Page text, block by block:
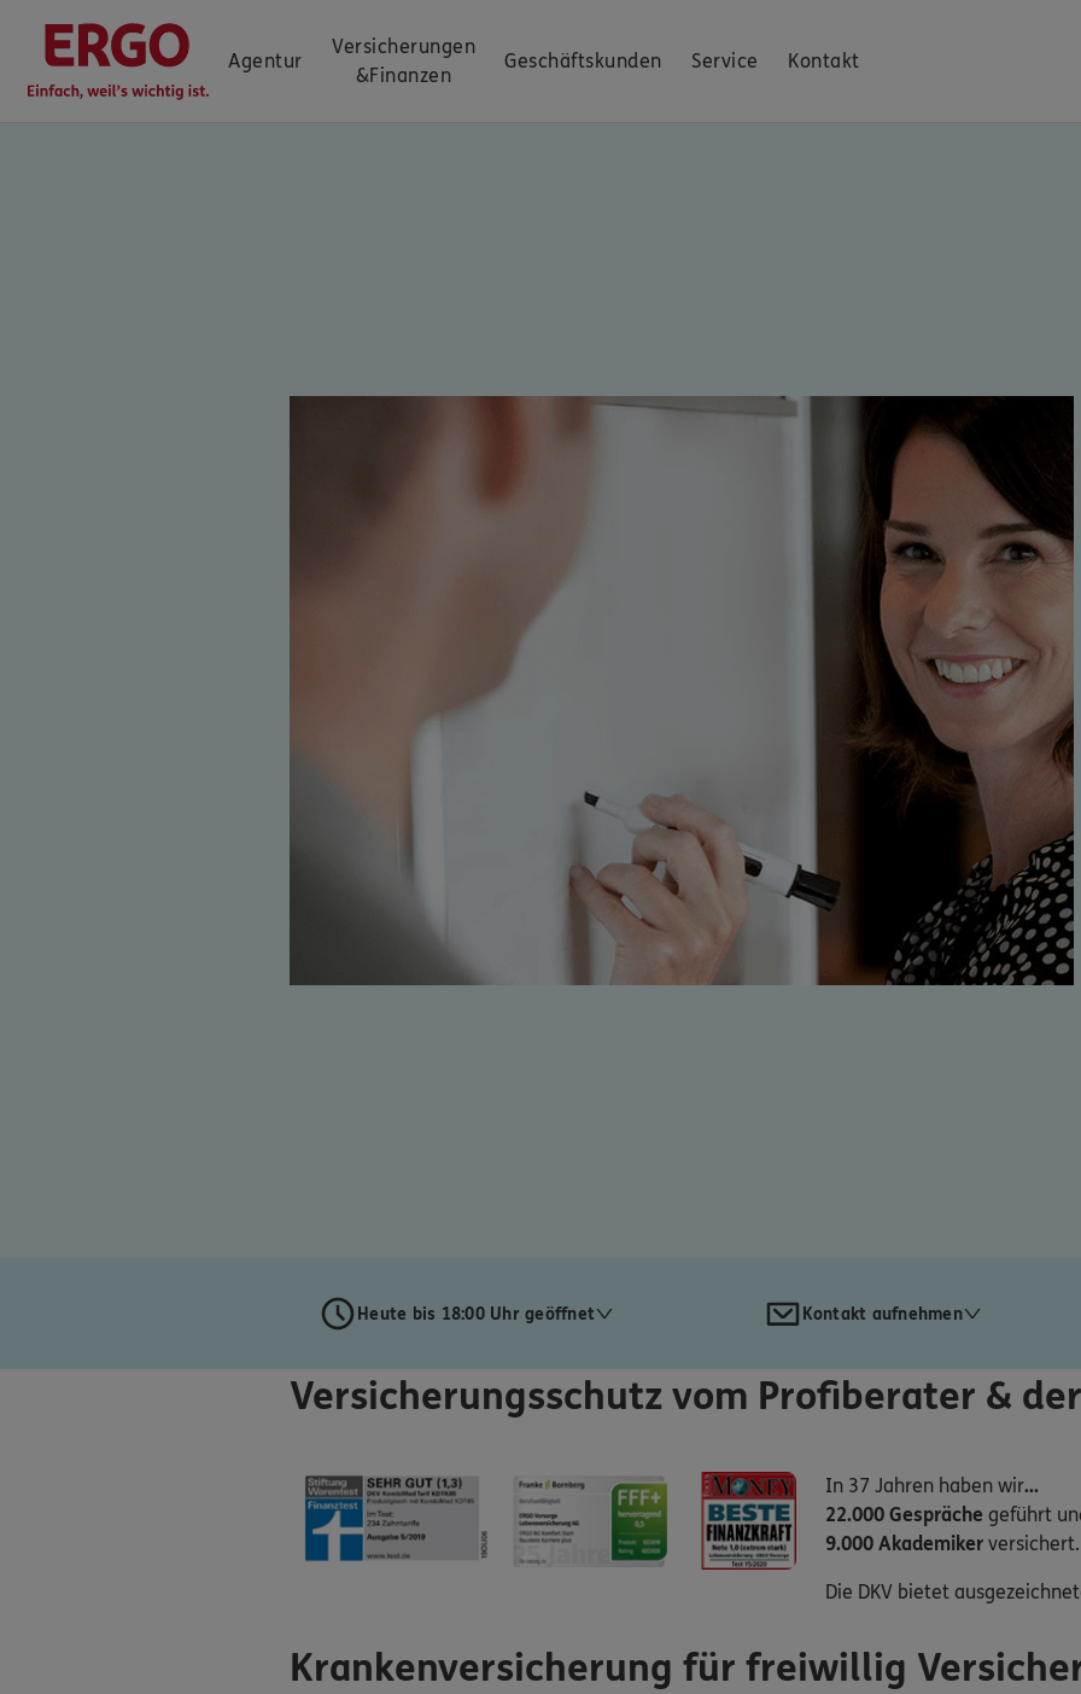
Agentur
Versicherungen
&Finanzen
Geschäftskunden Service Kontakt
Heute bis 18:00 Uhr geöffnet Kontakt aufnehmen
Versicherungsschutz vom Profiberater &
In 37 Jahren haben wir...
22.000 Gespräche geführt
9.000 Akademiker versichert.
Die DKV bietet
Krankenversicherung für freiwillig